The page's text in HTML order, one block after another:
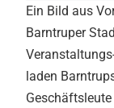
Ein Bild aus
Barntruper
laden